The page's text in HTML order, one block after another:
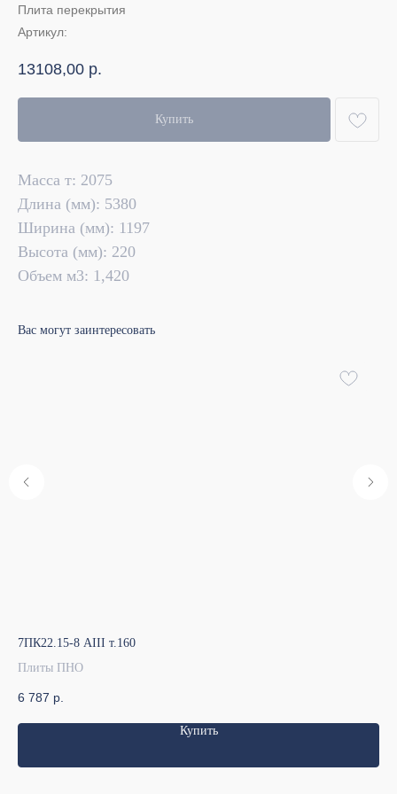
Плита перекрытия
Артикул:
13108,00 р.
Купить
Масса т: 2075
Длина (мм): 5380
Ширина (мм): 1197
Высота (мм): 220
Объем м3: 1,420
Вас могут заинтересовать
7ПК22.15-8 АIII т.160
Плиты ПНО
6 787 р.
Купить